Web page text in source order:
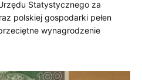
Statystycznego za
polskiej gospodarki pełen
wynagrodzenie